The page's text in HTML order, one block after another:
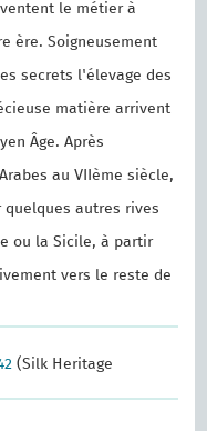
le métier à
ère. Soigneusement
secrets l'élevage des
matière arrivent
Âge. Après
au VIIème siècle,
autres rives
ou la Sicile, à partir
vers le reste de
(Silk Heritage